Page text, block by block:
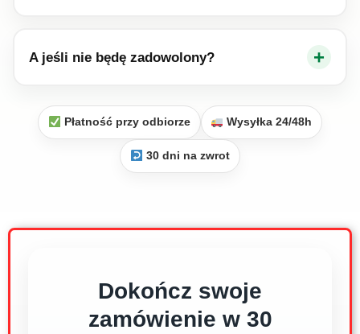
A jeśli nie będę zadowolony? +
Płatność przy odbiorze Wysyłka 24/48h
30 dni na zwrot
Dokończ swoje
zamówienie w 30